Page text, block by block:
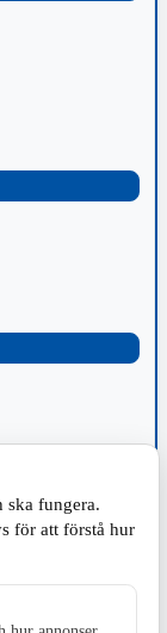
ska fungera.
för att förstå hur